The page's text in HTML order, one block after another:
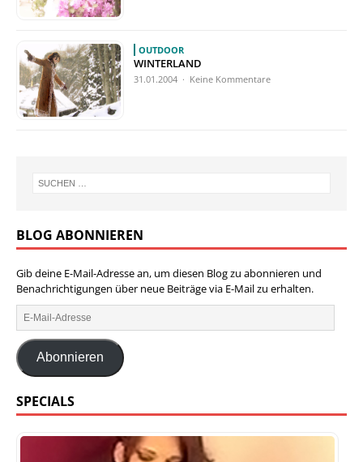
OUTDOOR
WINTERLAND
31.01.2004 · Keine Kommentare
BLOG ABONNIEREN
Gib deine E-Mail-Adresse an, um diesen Blog zu abonnieren und
Benachrichtigungen über neue Beiträge via E-Mail zu erhalten.
Abonnieren
SPECIALS